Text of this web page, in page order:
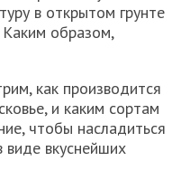
в открытом грунте
образом,
как производится
и каким сортам
чтобы насладиться
виде вкуснейших